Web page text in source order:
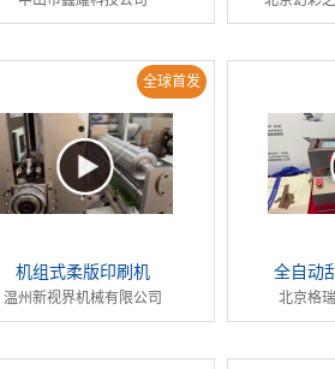
全球首发
机组式柔版印刷机
温州新视界机械有限公司
全自动
北京格